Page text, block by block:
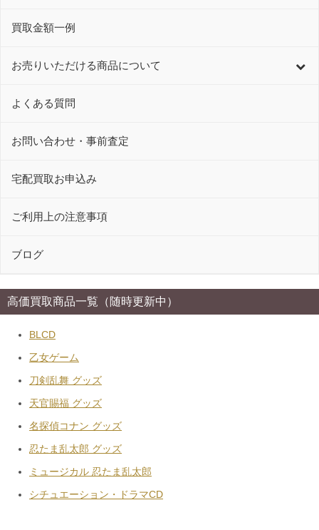
買取金額一例
お売りいただける商品について
よくある質問
お問い合わせ・事前査定
宅配買取お申込み
ご利用上の注意事項
ブログ
高価買取商品一覧（随時更新中）
BLCD
乙女ゲーム
刀剣乱舞 グッズ
天官賜福 グッズ
名探偵コナン グッズ
忍たま乱太郎 グッズ
ミュージカル 忍たま乱太郎
シチュエーション・ドラマCD